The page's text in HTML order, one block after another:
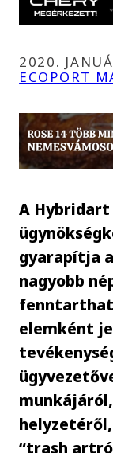
2020.
ECOPORT
A
gyarapítja
nagyobb
elemként
“trash